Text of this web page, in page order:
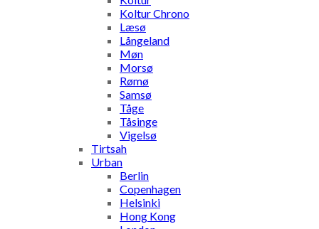
Koltur Chrono
Læsø
Långeland
Møn
Morsø
Rømø
Samsø
Tåge
Tåsinge
Vigelsø
Tirtsah
Urban
Berlin
Copenhagen
Helsinki
Hong Kong